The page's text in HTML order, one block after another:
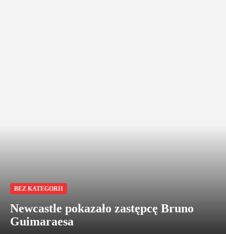
BEZ KATEGORII
Newcastle pokazało zastępcę Bruno
Guimaraesa